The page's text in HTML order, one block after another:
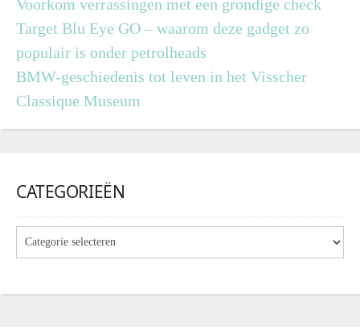
Voorkom verrassingen met een grondige check
Target Blu Eye GO – waarom deze gadget zo
populair is onder petrolheads
BMW-geschiedenis tot leven in het Visscher
Classique Museum
CATEGORIEËN